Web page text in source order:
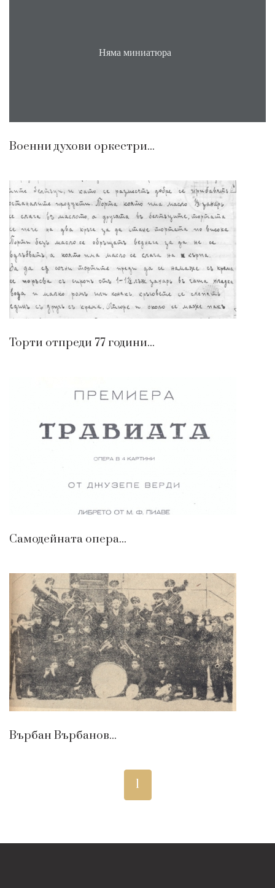
Няма миниатюра
Военни духови оркестри...
Торти отпреди 77 години...
Самодейната опера...
Върбан Върбанов...
1